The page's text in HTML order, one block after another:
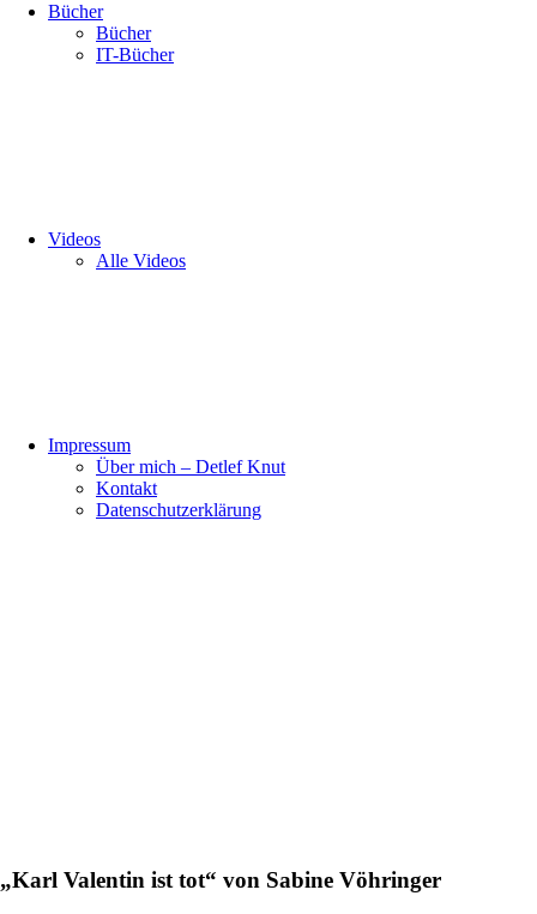
Bücher
Bücher
IT-Bücher
Videos
Alle Videos
Impressum
Über mich – Detlef Knut
Kontakt
Datenschutzerklärung
„Karl Valentin ist tot“ von Sabine Vöhringer